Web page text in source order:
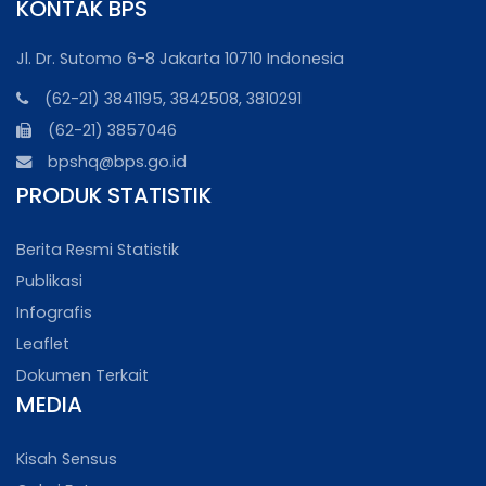
KONTAK BPS
Jl. Dr. Sutomo 6-8 Jakarta 10710 Indonesia
(62-21) 3841195, 3842508, 3810291
(62-21) 3857046
bpshq@bps.go.id
PRODUK STATISTIK
Berita Resmi Statistik
Publikasi
Infografis
Leaflet
Dokumen Terkait
MEDIA
Kisah Sensus